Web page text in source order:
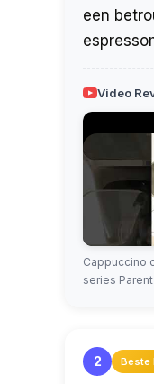
een
Video
Cappuccino
series
2 Beste